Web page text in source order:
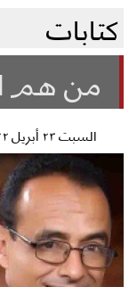
كتابات
من هم
السبت ٢٣ أبريل ٢٠٢٢ الساعة ٠١:٣١ صباحاً